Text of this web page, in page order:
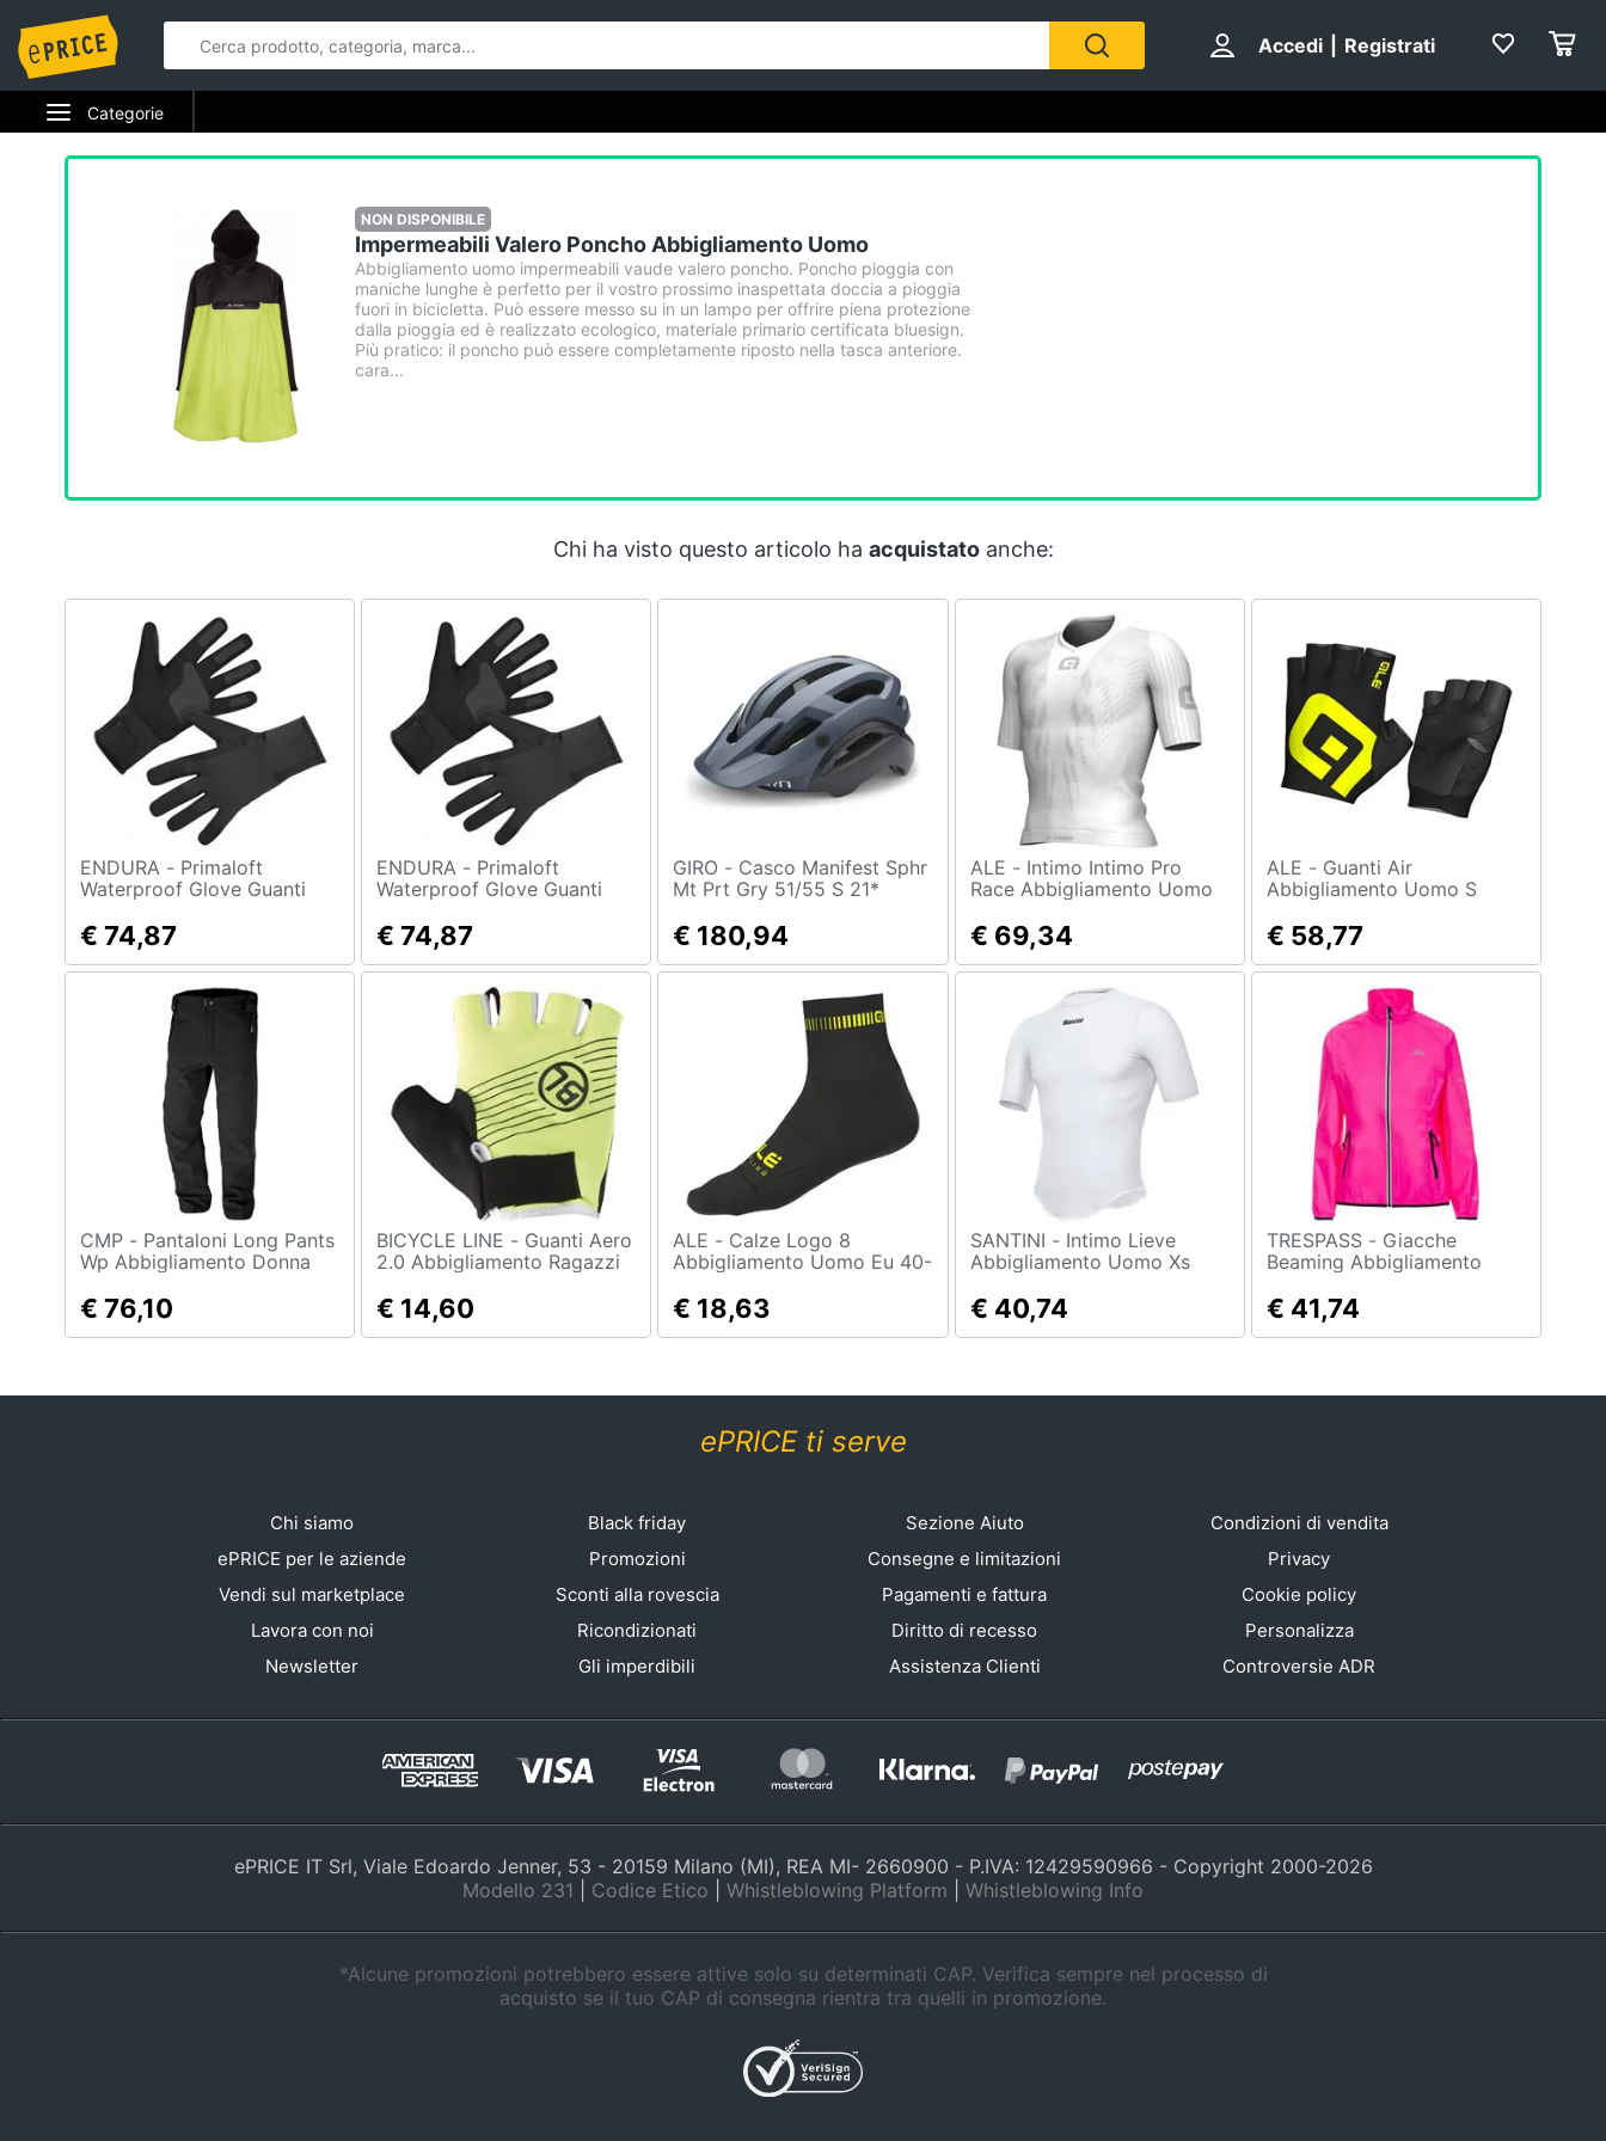
Accedi Registrati
Categorie
Elettrodomestici
Tv e Home Cinema
Smart home
Videogiochi
Brico e Giardinaggio
Salute e igiene
Beauty
Giocattoli
Prima infanzia
Casalinghi
Abbigliamento
Libri, cd e dvd
Promozioni
NON DISPONIBILE
Impermeabili Valero Poncho Abbigliamento Uomo
Abbigliamento uomo impermeabili vaude valero poncho. Poncho pioggia con
maniche lunghe è perfetto per il vostro prossimo inaspettata doccia a pioggia
fuori in bicicletta. Può essere messo su in un lampo per offrire piena protezione
dalla pioggia ed è realizzato ecologico, materiale primario certificata bluesign.
Più pratico: il poncho può essere completamente riposto nella tasca anteriore.
cara...
Chi ha visto questo articolo ha acquistatoanche:
ENDURA - Primaloft
Waterproof Glove Guanti
€ 74,87
ENDURA - Primaloft
Waterproof Glove Guanti
€ 74,87
GIRO - Casco Manifest Sphr
Mt Prt Gry 51/55 S 21*
€ 180,94
ALE - Intimo Intimo Pro
Race Abbigliamento Uomo
€ 69,34
ALE - Guanti Air
Abbigliamento Uomo S
€ 58,77
CMP - Pantaloni Long Pants
Wp Abbigliamento Donna
€ 76,10
BICYCLE LINE - Guanti Aero
2.0 Abbigliamento Ragazzi
€ 14,60
ALE - Calze Logo 8
Abbigliamento Uomo Eu 40-
€ 18,63
SANTINI - Intimo Lieve
Abbigliamento Uomo Xs
€ 40,74
TRESPASS - Giacche
Beaming Abbigliamento
€ 41,74
ePRICE ti serve
Chi siamo
ePRICE per le aziende
Vendi sul marketplace
Lavora con noi
Newsletter
Black friday
Promozioni
Sconti alla rovescia
Ricondizionati
Gli imperdibili
Sezione Aiuto
Consegne e limitazioni
Pagamenti e fattura
Diritto di recesso
Assistenza Clienti
Condizioni di vendita
Privacy
Cookie policy
Personalizza
Controversie ADR
ePRICE IT Srl, Viale Edoardo Jenner, 53 - 20159 Milano (MI), REA MI- 2660900 - P.IVA: 12429590966 - Copyright 2000-2026
Modello 231
Codice Etico Whistleblowing Platform Whistleblowing Info
*Alcune promozioni potrebbero essere attive solo su determinati CAP. Verifica sempre nel processo di
acquisto se il tuo CAP di consegna rientra tra quelli in promozione.